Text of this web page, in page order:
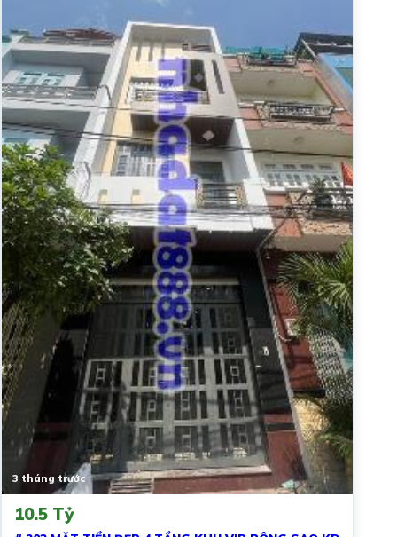
3 tháng trước
10.5 Tỷ